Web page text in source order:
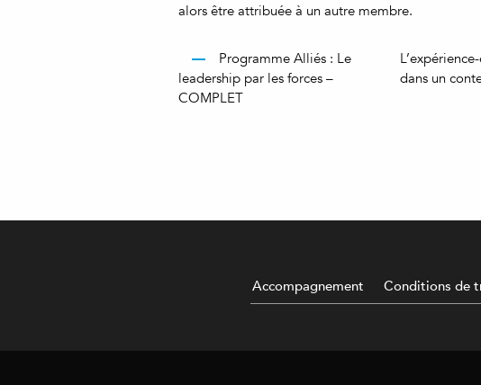
alors être attribuée à un autre membre.
Programme Alliés : Le
leadership par les forces –
COMPLET
dans un
Accompagnement Conditions de